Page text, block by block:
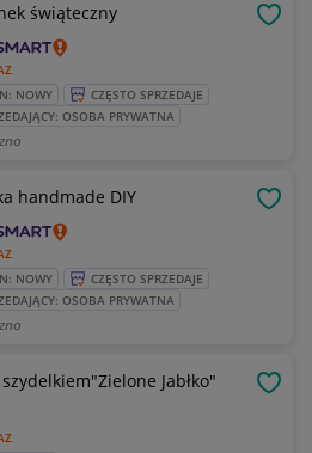
świąteczny
NOWY
CZĘSTO SPRZEDAJE
OSOBA PRYWATNA
handmade DIY
NOWY
CZĘSTO SPRZEDAJE
OSOBA PRYWATNA
Jabłko"